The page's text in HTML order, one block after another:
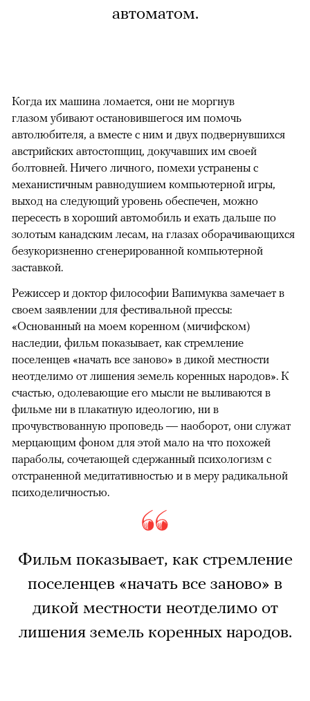
автоматом.
Когда их машина ломается, они не моргнув
глазом убивают остановившегося им помочь
автолюбителя, а вместе с ним и двух подвернувшихся
австрийских автостопщиц, докучавших им своей
болтовней. Ничего личного, помехи устранены с
механистичным равнодушием компьютерной игры,
выход на следующий уровень обеспечен, можно
пересесть в хороший автомобиль и ехать дальше по
золотым канадским лесам, на глазах оборачивающихся
безукоризненно сгенерированной компьютерной
заставкой.
Режиссер и доктор философии Вапимуква замечает в
своем заявлении для фестивальной прессы:
«Основанный на моем коренном (мичифском)
наследии, фильм показывает, как стремление
поселенцев «начать все заново» в дикой местности
неотделимо от лишения земель коренных народов». К
счастью, одолевающие его мысли не выливаются в
фильме ни в плакатную идеологию, ни в
прочувствованную проповедь — наоборот, они служат
мерцающим фоном для этой мало на что похожей
параболы, сочетающей сдержанный психологизм с
отстраненной медитативностью и в меру радикальной
психоделичностью.
Фильм показывает, как стремление
поселенцев «начать все заново» в
дикой местности неотделимо от
лишения земель коренных народов.